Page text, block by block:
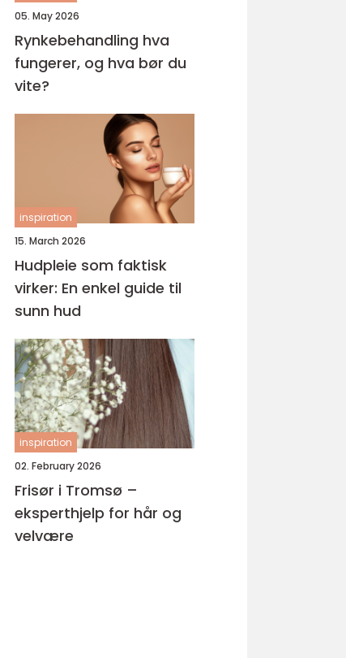
05. May 2026
Rynkebehandling hva
fungerer, og hva bør du
vite?
inspiration
15. March 2026
Hudpleie som faktisk
virker: En enkel guide til
sunn hud
inspiration
02. February 2026
Frisør i Tromsø –
eksperthjelp for hår og
velvære